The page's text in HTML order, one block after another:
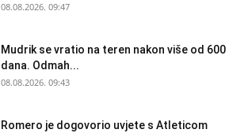
08.08.2026. 09:47
Mudrik se vratio na teren nakon više od 600
dana. Odmah...
08.08.2026. 09:43
Romero je dogovorio uvjete s Atleticom